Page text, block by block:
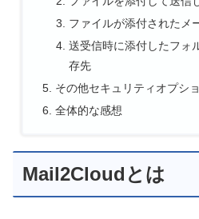
ファイルが添付されたメ
送受信時に添付したフォ
存先
その他セキュリティオプシ
全体的な感想
Mail2Cloudとは